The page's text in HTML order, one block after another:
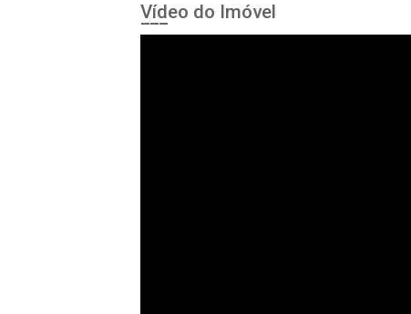
Vídeo do Imóvel